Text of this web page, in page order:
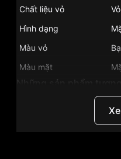
Chất liệu vỏ
Hình dạng
Màu vỏ
Màu mặt
Những sản phẩm tương
AI1006-SS002-130-